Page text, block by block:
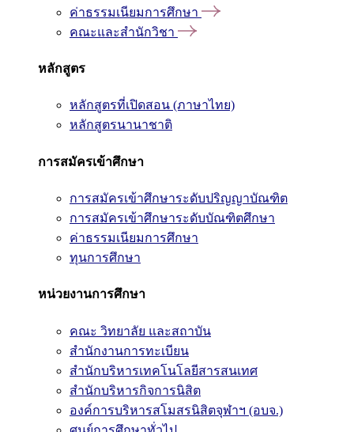
ค่าธรรมเนียมการศึกษา
คณะและสำนักวิชา
หลักสูตร
หลักสูตรที่เปิดสอน (ภาษาไทย)
หลักสูตรนานาชาติ
การสมัครเข้าศึกษา
การสมัครเข้าศึกษาระดับปริญญาบัณฑิต
การสมัครเข้าศึกษาระดับบัณฑิตศึกษา
ค่าธรรมเนียมการศึกษา
ทุนการศึกษา
หน่วยงานการศึกษา
คณะ วิทยาลัย และสถาบัน
สำนักงานการทะเบียน
สำนักบริหารเทคโนโลยีสารสนเทศ
สำนักบริหารกิจการนิสิต
องค์การบริหารสโมสรนิสิตจุฬาฯ (อบจ.)